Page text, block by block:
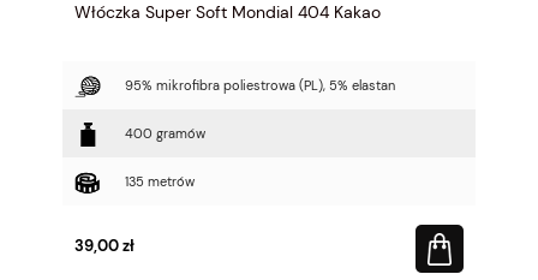
Włóczka Super Soft Mondial 404 Kakao
95% mikrofibra poliestrowa (PL), 5% elastan
400 gramów
135 metrów
39,00 zł